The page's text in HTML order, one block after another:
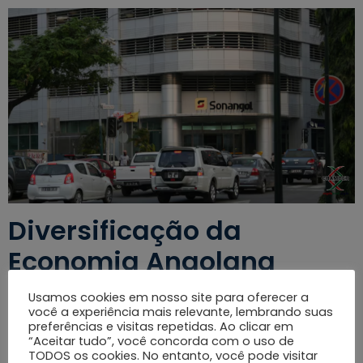
Diversificação da
Economia Angolana
O Caminho Além do Petróleo
Por décadas, o petróleo sustentou Angola. Hoje, o país
entende que diversificar não é opção, é necessidade.
Usamos cookies em nosso site para oferecer a
você a experiência mais relevante, lembrando suas
preferências e visitas repetidas. Ao clicar em
“Aceitar tudo”, você concorda com o uso de
TODOS os cookies. No entanto, você pode visitar